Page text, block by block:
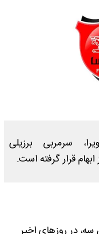
سرمربی برزیلی
قرار گرفته است.